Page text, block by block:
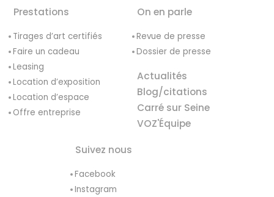
Prestations
Tirages d’art certifiés
Faire un cadeau
Leasing
Location d’exposition
Location d’espace
Offre entreprise
On en parle
Revue de presse
Dossier de presse
Actualités
Blog/citations
Carré sur Seine
VOZ'Équipe
Suivez nous
Facebook
Instagram